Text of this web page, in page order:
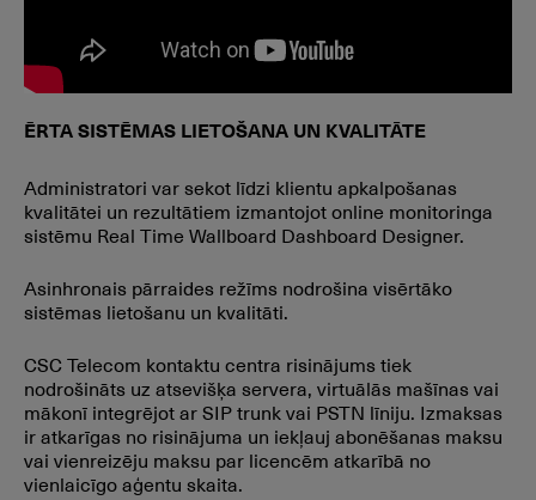
ĒRTA SISTĒMAS LIETOŠANA UN KVALITĀTE
Administratori var sekot līdzi klientu apkalpošanas
kvalitātei un rezultātiem izmantojot online monitoringa
sistēmu Real Time Wallboard Dashboard Designer.
Asinhronais pārraides režīms nodrošina visērtāko
sistēmas lietošanu un kvalitāti.
CSC Telecom kontaktu centra risinājums tiek
nodrošināts uz atsevišķa servera, virtuālās mašīnas vai
mākonī integrējot ar SIP trunk vai PSTN līniju. Izmaksas
ir atkarīgas no risinājuma un iekļauj abonēšanas maksu
vai vienreizēju maksu par licencēm atkarībā no
vienlaicīgo aģentu skaita.